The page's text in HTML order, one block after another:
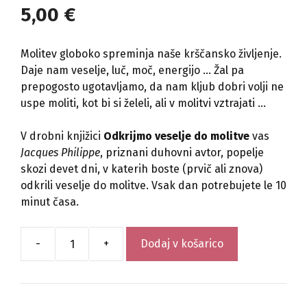
5,00 €
Molitev globoko spreminja naše krščansko življenje.
Daje nam veselje, luč, moč, energijo … Žal pa
prepogosto ugotavljamo, da nam kljub dobri volji ne
uspe moliti, kot bi si želeli, ali v molitvi vztrajati …
V drobni knjižici Odkrijmo veselje do molitve vas
Jacques Philippe, priznani duhovni avtor, popelje
skozi devet dni, v katerih boste (prvič ali znova)
odkrili veselje do molitve. Vsak dan potrebujete le 10
minut časa.
-
Odkrijmo
do
+ Dodaj v košarico